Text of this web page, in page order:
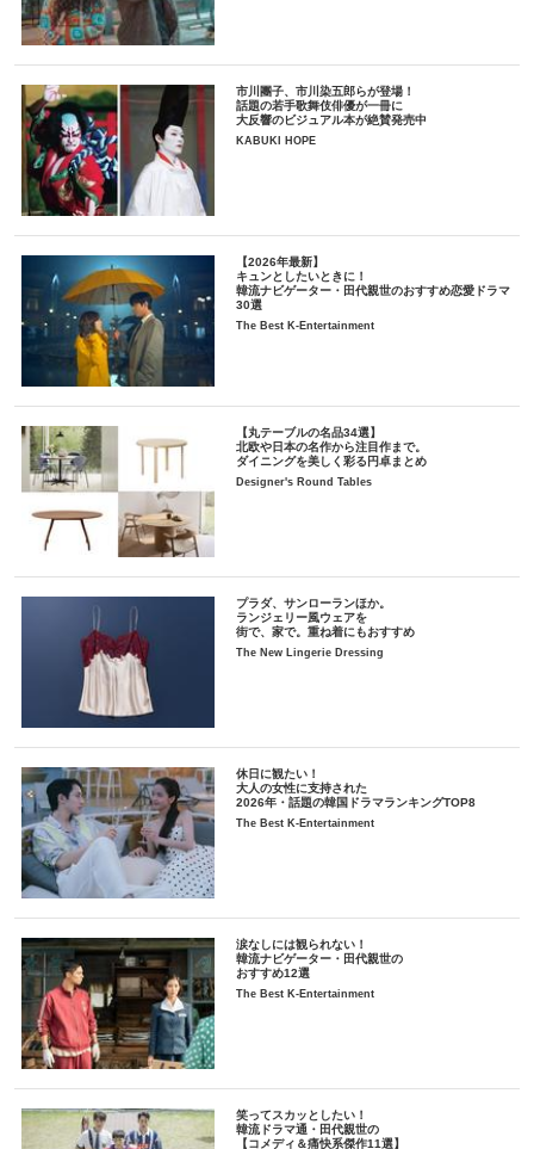
市川團子、市川染五郎らが登場！
話題の若手歌舞伎俳優が一冊に
大反響のビジュアル本が絶賛発売中
KABUKI HOPE
【2026年最新】
キュンとしたいときに！
韓流ナビゲーター・田代親世のおすすめ恋愛ドラマ
30選
The Best K-Entertainment
【丸テーブルの名品34選】
北欧や日本の名作から注目作まで。
ダイニングを美しく彩る円卓まとめ
Designer's Round Tables
プラダ、サンローランほか。
ランジェリー風ウェアを
街で、家で。重ね着にもおすすめ
The New Lingerie Dressing
休日に観たい！
大人の女性に支持された
2026年・話題の韓国ドラマランキングTOP8
The Best K-Entertainment
涙なしには観られない！
韓流ナビゲーター・田代親世の
おすすめ12選
The Best K-Entertainment
笑ってスカッとしたい！
韓流ドラマ通・田代親世の
【コメディ＆痛快系傑作11選】